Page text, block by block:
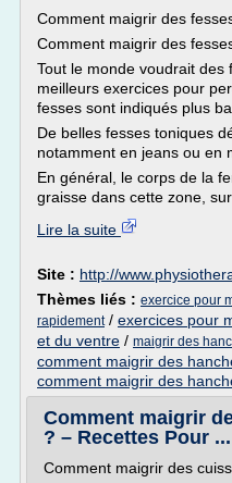
Comment maigrir des
Comment maigrir des
Tout le monde voudrait
meilleurs exercices pour
fesses sont indiqués plus
De belles fesses toniques
notamment en jeans ou en
En général, le corps de la
graisse dans cette zone,
Lire la suite
Site : http://
Thèmes liés : exercice pour
rapidement/ exercices pour
et du ventre / maigrir des
comment maigrir des
comment maigrir des
Comment maigrir
? – Recettes Pour ...
Comment maigrir des